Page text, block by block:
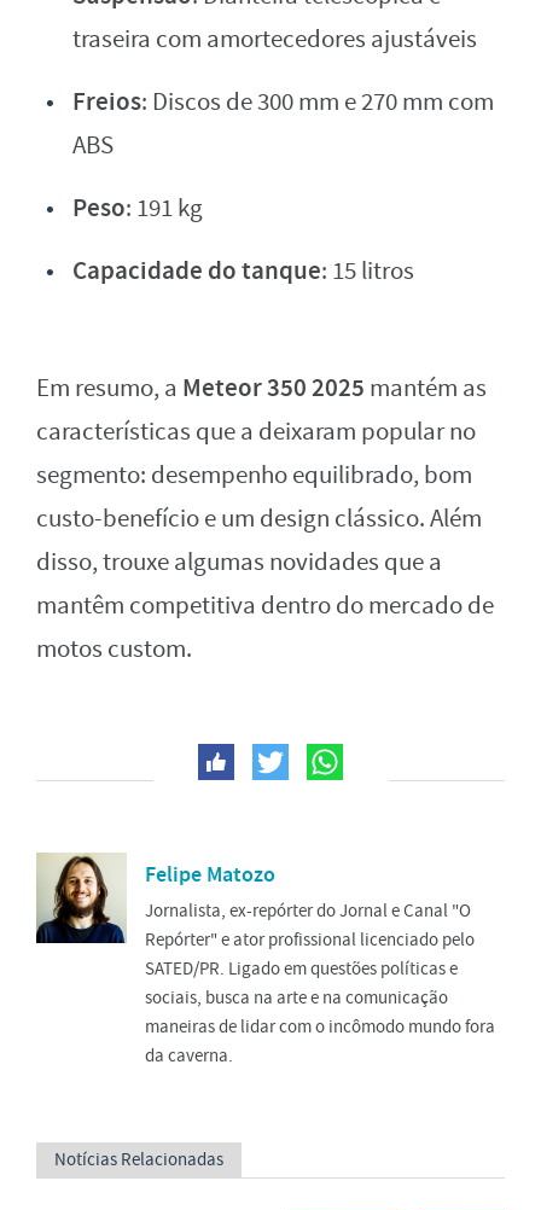
traseira com amortecedores ajustáveis
Freios: Discos de 300 mm e 270 mm com
ABS
Peso: 191 kg
Capacidade do tanque: 15 litros
Em resumo, a Meteor 350 2025 mantém as
características que a deixaram popular no
segmento: desempenho equilibrado, bom
custo-benefício e um design clássico. Além
disso, trouxe algumas novidades que a
mantêm competitiva dentro do mercado de
motos custom.
Felipe Matozo
Jornalista, ex-repórter do Jornal e Canal "O
Repórter" e ator profissional licenciado pelo
SATED/PR. Ligado em questões políticas e
sociais, busca na arte e na comunicação
maneiras de lidar com o incômodo mundo fora
da caverna.
Notícias Relacionadas